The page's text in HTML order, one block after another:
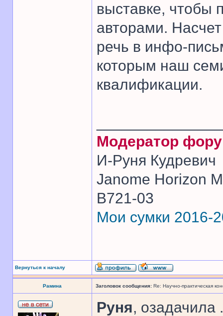
выставке, чтобы
авторами.
речь в инфо-
которым наш
квалификации.
Модератор
И-Руня Кудревич
Janome Horizon
B721-03
Мои сумки 2016-
Вернуться к началу
Рамина Заголовок сообщения: Re: Научно-практическая
Руня,